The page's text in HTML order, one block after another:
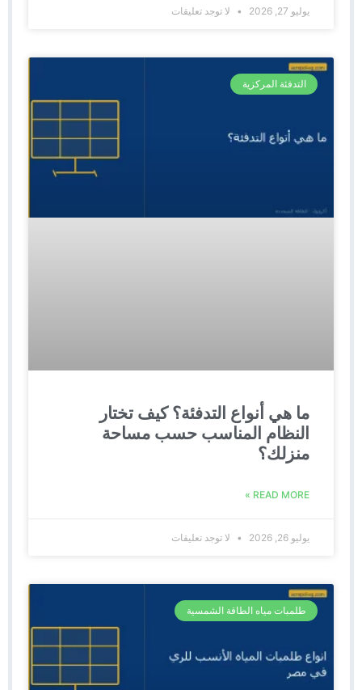
يوليو 27, 2026 لا توجد تعليقات
التدفئة المركزية
ما هي أنواع التدفئة؟ كيف تختار
النظام المناسب حسب مساحة
منزلك؟
READ MORE »
يوليو 26, 2026 لا توجد تعليقات
طلمبات مياه الطاقة الشمسية